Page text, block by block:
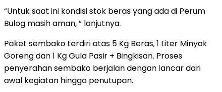
“Untuk saat ini kondisi stok beras yang ada di Perum
Bulog masih aman, ” lanjutnya.
Paket sembako terdiri atas 5 Kg Beras, 1 Liter Minyak
Goreng dan 1 Kg Gula Pasir + Bingkisan. Proses
penyerahan sembako berjalan dengan lancar dari
awal kegiatan hingga penutupan.